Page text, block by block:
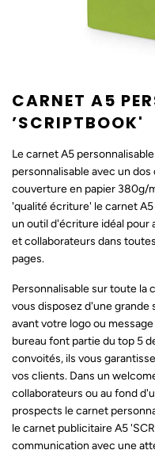
CARNET A5
’SCRIPTBOOK'
Le carnet A5
personnalisable avec un
couverture en papier 380g/
'qualité écriture' le carnet
un outil d'écriture idéal pour
et collaborateurs dans
pages.
Personnalisable sur toute la
vous disposez d'une
avant votre logo ou
bureau font partie du top 5
convoités, ils vous
vos clients. Dans un
collaborateurs ou au fond
prospects le carnet
le carnet publicitaire A5
communication avec une